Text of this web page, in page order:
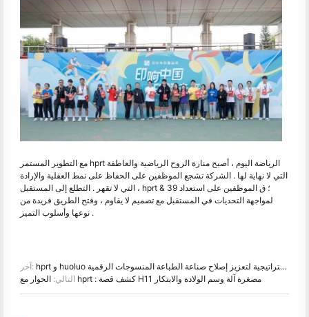
مع التطوير المستمر hprt الرياضة اليوم ، أصبح منارة الروح الرياضية والعاطفة
التي لا نهاية لها . الشركة تشجع الموظفين على الحفاظ على نمط العقلية والإرادة
التي لا تقهر . التطلع إلى المستقبل ، hprt & 39 ؛ ق الموظفين على استعداد
لمواجهة التحديات في المستقبل مع تصميم لا يقاوم ، وفتح الطريق فريدة من
نوعها وأسلوب التميز .
آخر:
hprt و huoluo ذكي بناء شراكة استراتيجية لتعزيز إصلاح صناعة الطباعة المنسوجات الرقمية
التالي:
الحوار مع hprt : كشف قصة H11 مصغرة آلة وسم الولادة والابتكار